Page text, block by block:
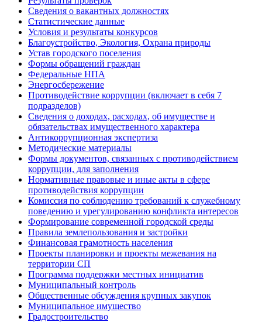
Сведения о вакантных должностях
Статистические данные
Условия и результаты конкурсов
Благоустройство, Экология, Охрана природы
Устав городского поселения
Формы обращений граждан
Федеральные НПА
Энергосбережение
Противодействие коррупции (включает в себя 7
подразделов)
Сведения о доходах, расходах, об имуществе и
обязательствах имущественного характера
Антикоррупционная экспертиза
Методические материалы
Формы документов, связанных с противодействием
коррупции, для заполнения
Нормативные правовые и иные акты в сфере
противодействия коррупции
Комиссия по соблюдению требований к служебному
поведению и урегулированию конфликта интересов
Формирование современной городской среды
Правила землепользования и застройки
Финансовая грамотность населения
Проекты планировки и проекты межевания на
территории СП
Программа поддержки местных инициатив
Муниципальный контроль
Общественные обсуждения крупных закупок
Муниципальное имущество
Градостроительство